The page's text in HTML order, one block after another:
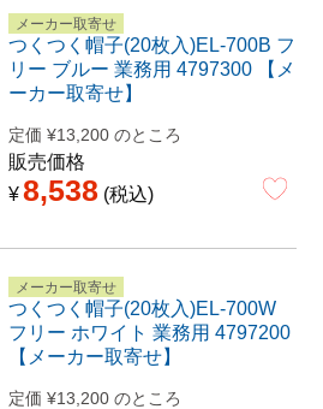
メーカー取寄せ
つくつく帽子(20枚入)EL-700B フ
リー ブルー 業務用 4797300 【メ
ーカー取寄せ】
定価 ¥13,200 のところ
販売価格
¥8,538 税込
メーカー取寄せ
つくつく帽子(20枚入)EL-700W
フリー ホワイト 業務用 4797200
【メーカー取寄せ】
定価 ¥13,200 のところ